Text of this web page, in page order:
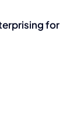
for